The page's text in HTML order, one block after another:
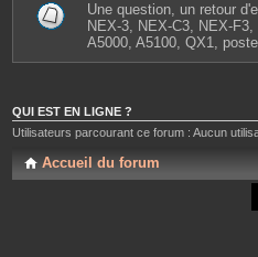
Une question, un retour
NEX-3, NEX-C3, NEX-
A5000, A5100, QX1,
QUI EST EN LIGNE ?
Utilisateurs parcourant ce forum : Aucun
Accueil du forum